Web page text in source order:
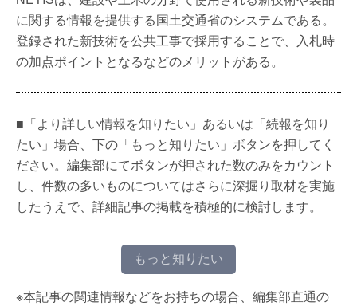
に関する情報を提供する国土交通省のシステムである。​
登録された新技術を公共工事で採用することで、入札時
の加点ポイントとなるなどのメリットがある。​
■「より詳しい情報を知りたい」あるいは「続報を知り
たい」場合、下の「もっと知りたい」ボタンを押してく
ださい。編集部にてボタンが押された数のみをカウント
し、件数の多いものについてはさらに深掘り取材を実施
したうえで、詳細記事の掲載を積極的に検討します。
もっと知りたい
※本記事の関連情報などをお持ちの場合、編集部直通の